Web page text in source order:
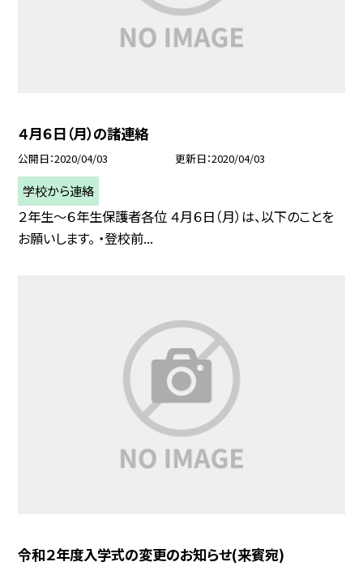
４月６日（月）の諸連絡
公開日 2020/04/03 更新日 2020/04/03
学校から連絡
２年生〜６年生保護者各位 ４月６日（月）は、以下のことを
お願いします。 ・登校前...
令和２年度入学式の変更のお知らせ(来賓宛)